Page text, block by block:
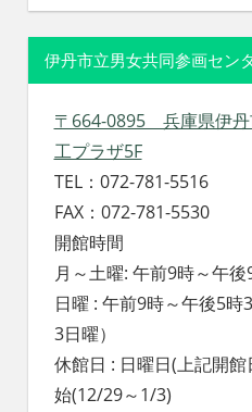
伊丹市立男女共同参画セン
〒664-0895 兵庫県伊
工プラザ5F
TEL：072-781-5516
FAX：072-781-5530
開館時間
月～土曜: 午前9時～午後
日曜 : 午前9時～午後5
3日曜）
休館日 : 日曜日(上記開
始(12/29～1/3)